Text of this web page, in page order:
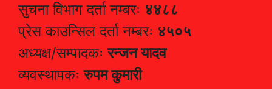
सुचना विभाग दर्ता नम्बरः ४४८८
प्रेस काउन्सिल दर्ता नम्बरः ४५०५
अध्यक्ष/सम्पादकःरन्जन यादव
व्यवस्थापकःरुपम कुमारी